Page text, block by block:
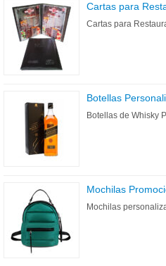
Cartas para
Cartas para
Botellas
Botellas de Whisky
Mochilas
Mochilas